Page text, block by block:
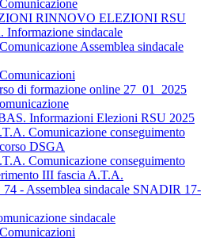
RINNOVO ELEZIONI RSU
Informazione sindacale
Assemblea sindacale
di formazione online 27_01_2025
Informazioni Elezioni RSU 2025
Comunicazione conseguimento
DSGA
Comunicazione conseguimento
III fascia A.T.A.
- Assemblea sindacale SNADIR 17-
sindacale